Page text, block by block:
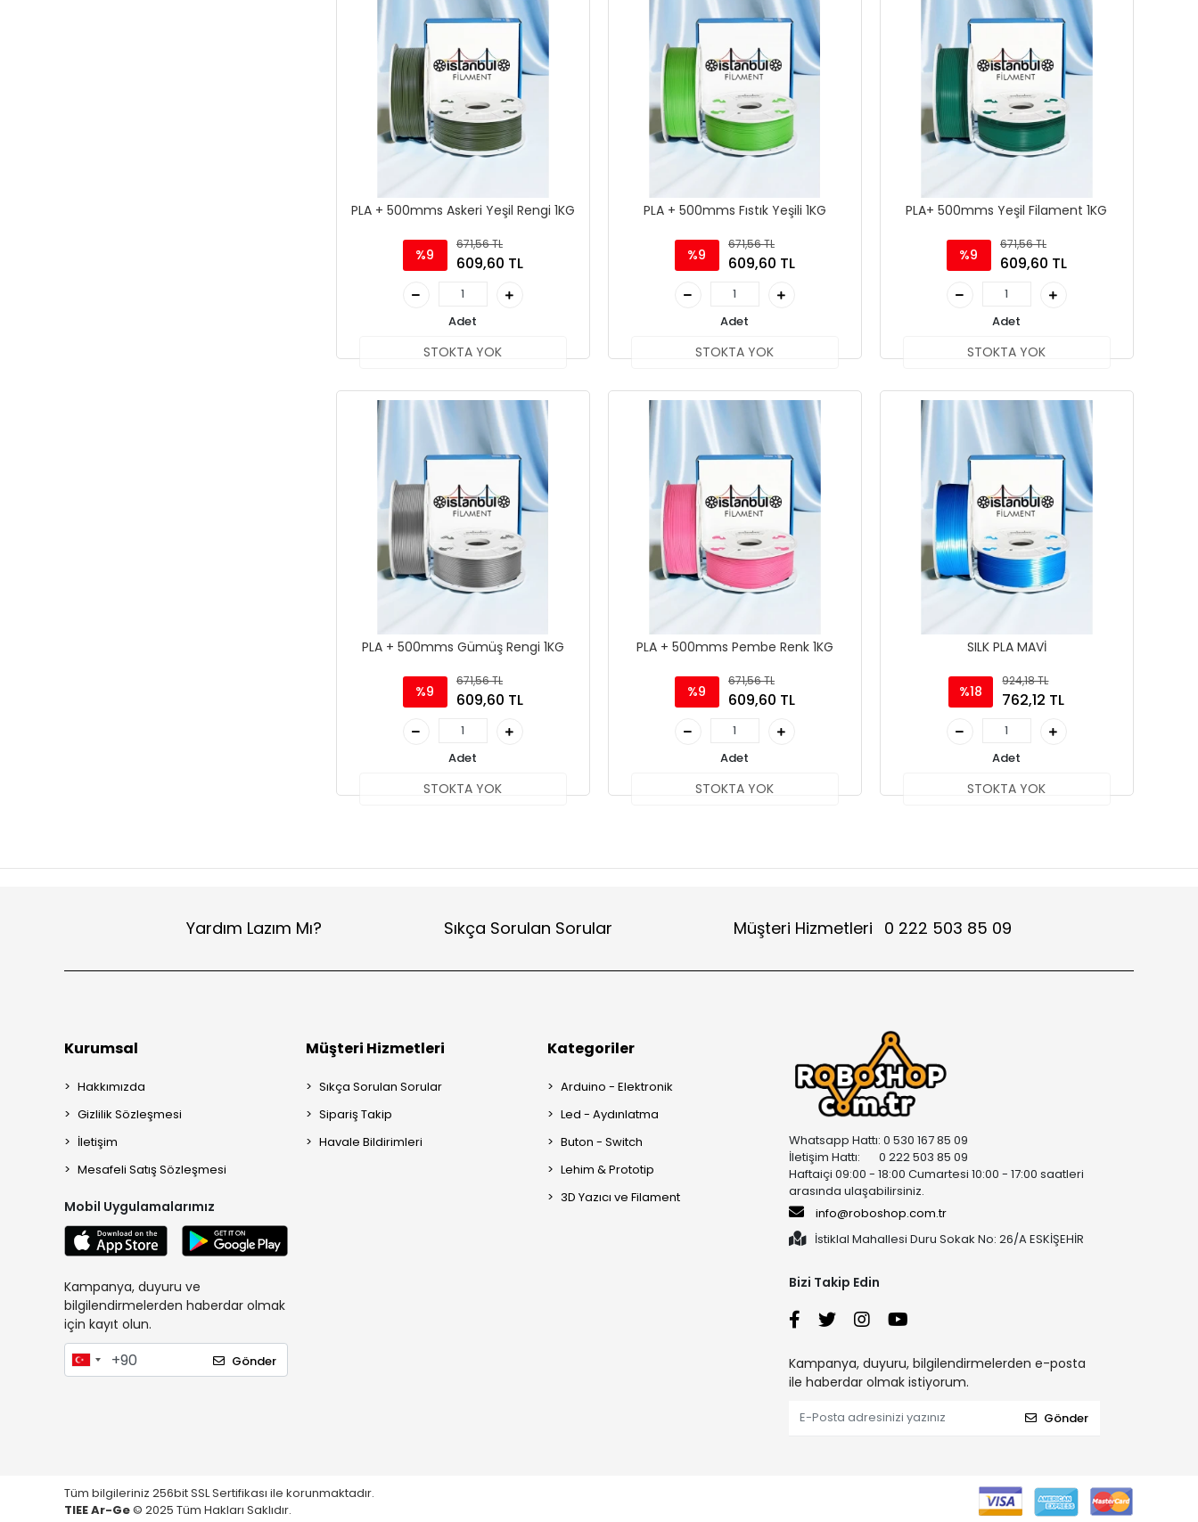
PLA + 500mms Askeri Yeşil Rengi 1KG
%9
671,56 TL
609,60 TL
Adet
STOKTA YOK
PLA + 500mms Fıstık Yeşili 1KG
%9
671,56 TL
609,60 TL
Adet
STOKTA YOK
PLA+ 500mms Yeşil Filament 1KG
%9
671,56 TL
609,60 TL
Adet
STOKTA YOK
PLA + 500mms Gümüş Rengi 1KG
%9
671,56 TL
609,60 TL
Adet
STOKTA YOK
PLA + 500mms Pembe Renk 1KG
%9
671,56 TL
609,60 TL
Adet
STOKTA YOK
SILK PLA MAVİ
%18
924,18 TL
762,12 TL
Adet
STOKTA YOK
Yardım Lazım Mı? Sıkça Sorulan Sorular Müşteri Hizmetleri 0 222 503 85 09
Kurumsal
Hakkımızda
Gizlilik Sözleşmesi
İletişim
Mesafeli Satış Sözleşmesi
Mobil Uygulamalarımız
Kampanya, duyuru ve
bilgilendirmelerden haberdar olmak
için kayıt olun.
Gönder
Müşteri Hizmetleri
Sıkça Sorulan Sorular
Sipariş Takip
Havale Bildirimleri
Kategoriler
Arduino - Elektronik
Led - Aydınlatma
Buton - Switch
Lehim & Prototip
3D Yazıcı ve Filament
Whatsapp Hattı: 0 530 167 85 09
İletişim Hattı: 0 222 503 85 09
Haftaiçi 09:00 - 18:00 Cumartesi 10:00 - 17:00 saatleri
arasında ulaşabilirsiniz.
info@roboshop.com.tr
İstiklal Mahallesi Duru Sokak No: 26/A ESKİŞEHİR
Bizi Takip Edin
Kampanya, duyuru, bilgilendirmelerden e-posta
ile haberdar olmak istiyorum.
Gönder
Tüm bilgileriniz 256bit SSL Sertifikası ile korunmaktadır.
TIEE Ar-Ge© 2025 Tüm Hakları Saklıdır.